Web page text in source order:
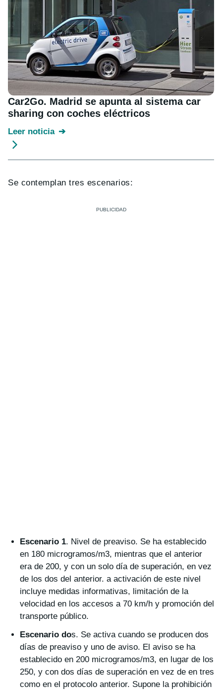
Car2Go. Madrid se apunta al sistema car
sharing con coches eléctricos
Leer noticia
Se contemplan tres escenarios:
Escenario 1. Nivel de preaviso. Se ha establecido
en 180 microgramos/m3, mientras que el anterior
era de 200, y con un solo día de superación, en vez
de los dos del anterior. a activación de este nivel
incluye medidas informativas, limitación de la
velocidad en los accesos a 70 km/h y promoción del
transporte público.
Escenario dos. Se activa cuando se producen dos
días de preaviso y uno de aviso. El aviso se ha
establecido en 200 microgramos/m3, en lugar de los
250, y con dos días de superación en vez de en tres
como en el protocolo anterior. Supone la prohibición